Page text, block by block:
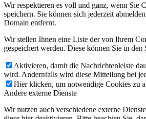
Wir respektieren es voll und ganz, wenn Sie
speichern. Sie können sich jederzeit
Domain entfernt.
Wir stellen Ihnen eine Liste der von Ihrem
gespeichert werden. Diese können Sie in
Aktivieren, damit die Nachrichtenleiste
wird. Andernfalls wird diese Mitteilung bei
Hier klicken, um notwendige Cookies zu
Andere externe Dienste
Wir nutzen auch verschiedene externe